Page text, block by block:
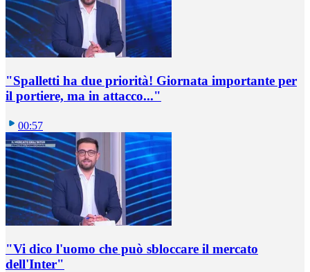
"Spalletti ha due priorità! Giornata importante per
il portiere, ma in attacco..."
00:57
"Vi dico l'uomo che può sbloccare il mercato
dell'Inter"